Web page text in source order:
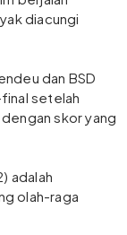
diacungi
dan BSD
setelah
skor yang
adalah
olah-raga